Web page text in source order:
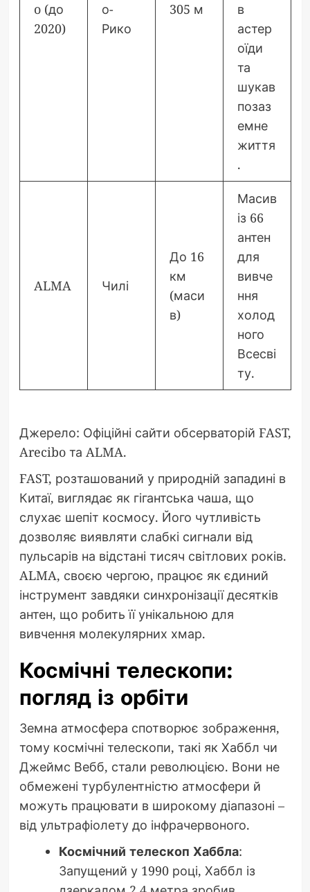
o (до
2020)
о-
Рико
305 м
в
астер
оїди
та
шукав
позаз
емне
життя
.
ALMA Чилі
До 16
км
(маси
в)
Масив
із 66
антен
для
вивче
ння
холод
ного
Всесві
ту.
Джерело: Офіційні сайти обсерваторій FAST,
Arecibo та ALMA.
FAST, розташований у природній западині в
Китаї, виглядає як гігантська чаша, що
слухає шепіт космосу. Його чутливість
дозволяє виявляти слабкі сигнали від
пульсарів на відстані тисяч світлових років.
ALMA, своєю чергою, працює як єдиний
інструмент завдяки синхронізації десятків
антен, що робить її унікальною для
вивчення молекулярних хмар.
Космічні телескопи:
погляд із орбіти
Земна атмосфера спотворює зображення,
тому космічні телескопи, такі як Хаббл чи
Джеймс Вебб, стали революцією. Вони не
обмежені турбулентністю атмосфери й
можуть працювати в широкому діапазоні –
від ультрафіолету до інфрачервоного.
Космічний телескоп Хаббла:
Запущений у 1990 році, Хаббл із